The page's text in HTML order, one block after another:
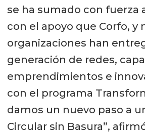
se ha sumado con fuerza
con el apoyo que Corfo, y
organizaciones han
generación de redes,
emprendimientos e
con el programa
damos un nuevo paso a
Circular sin Basura”,